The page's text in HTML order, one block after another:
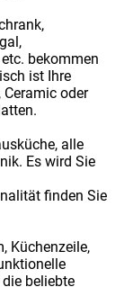
bekommen
ist Ihre
oder
alle
Es wird Sie
finden Sie
Küchenzeile,
beliebte